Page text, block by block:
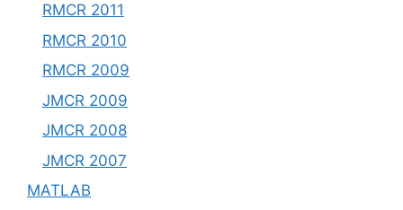
RMCR 2011
RMCR 2010
RMCR 2009
JMCR 2009
JMCR 2008
JMCR 2007
MATLAB